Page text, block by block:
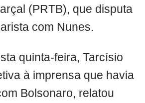
(PRTB), que disputa
com Nunes.
quinta-feira, Tarcísio
à imprensa que havia
Bolsonaro, relatou